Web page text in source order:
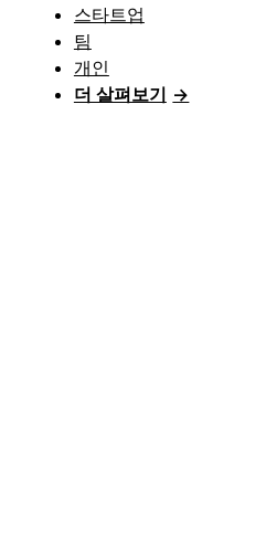
스타트업
팀
개인
더 살펴보기 →